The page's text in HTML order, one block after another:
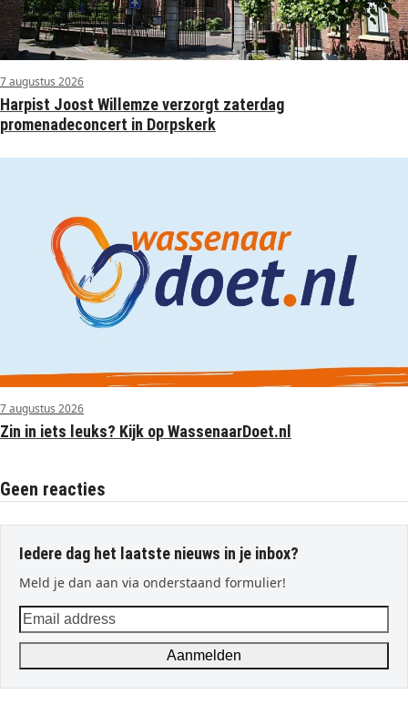
7 augustus 2026
Harpist Joost Willemze verzorgt zaterdag
promenadeconcert in Dorpskerk
7 augustus 2026
Zin in iets leuks? Kijk op WassenaarDoet.nl
Geen reacties
Iedere dag het laatste nieuws in je inbox?
Meld je dan aan via onderstaand formulier!
Email
address
Aanmelden